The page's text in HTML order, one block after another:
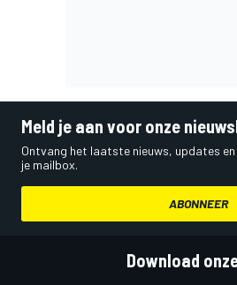
Meld je aan voor onze
Ontvang het laatste nieuws, updates
je mailbox.
ABONNEER
Download